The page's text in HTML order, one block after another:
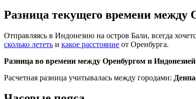
Разница текущего времени между
Отправляясь в Индонезию на остров Бали, всегда
сколько лететь и какое расстояние от Оренбурга.
Разница во времени между Оренбургом и Индонезией
Расчетная разница учитывалась между городами: